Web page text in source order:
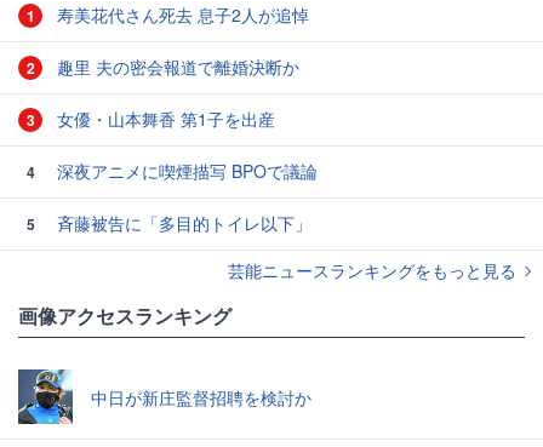
1 寿美花代さん死去 息子2人が追悼
2 趣里 夫の密会報道で離婚決断か
3 女優・山本舞香 第1子を出産
4 深夜アニメに喫煙描写 BPOで議論
5
斉藤被告に「多目的トイレ以下」
芸能ニュースランキングをもっと見る
画像アクセスランキング
中日が新庄監督招聘を検討か